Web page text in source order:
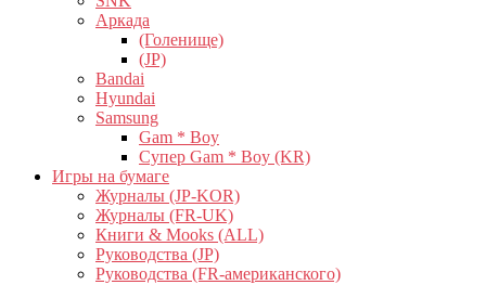
Аркада
(Голенище)
(JP)
Bandai
Hyundai
Samsung
Gam * Boy
Супер Gam * Boy (KR)
Игры на бумаге
Журналы (JP-KOR)
Журналы (FR-UK)
Книги & Mooks (ALL)
Руководства (JP)
Руководства (FR-американского)